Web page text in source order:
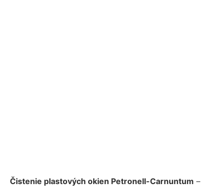
Čistenie plastových okien Petronell-Carnuntum –